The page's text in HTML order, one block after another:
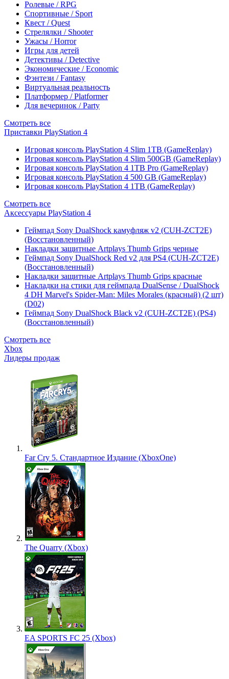
Ролевые / RPG
Спортивные / Sport
Квест / Quest
Стрелялки / Shooter
Ужасы / Horror
Игры для детей
Детективы / Detective
Экономические / Economic
Фэнтези / Fantasy
Виртуальная реальность
Платформер / Platformer
Для вечеринок / Party
Смотреть все
Приставки PlayStation 4
Игровая консоль PlayStation 4 Slim 1TB (GameReplay)
Игровая консоль PlayStation 4 Slim 500GB (GameReplay)
Игровая консоль PlayStation 4 1TB Pro (GameReplay)
Игровая консоль PlayStation 4 500 GB (GameReplay)
Игровая консоль PlayStation 4 1TB (GameReplay)
Смотреть все
Аксессуары PlayStation 4
Геймпад Sony DualShock камуфляж v2 (CUH-ZCT2E)
(Восстановленный)
Накладки защитные Artplays Thumb Grips черные
Геймпад Sony DualShock Red v2 для PS4 (CUH-ZCT2E)
(Восстановленный)
Накладки защитные Artplays Thumb Grips красные
Накладки на стики для геймпада DualSense / DualShock
4 DH Marvel's Spider-Man: Miles Morales (красный) (2 шт)
(D02)
Геймпад Sony DualShock Black v2 (CUH-ZCT2E) (PS4)
(Восстановленный)
Смотреть все
Xbox
Лидеры продаж
Far Cry 5. Стандартное Издание (XboxOne)
The Quarry (Xbox)
EA SPORTS FC 25 (Xbox)